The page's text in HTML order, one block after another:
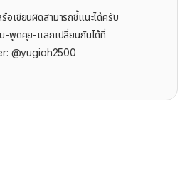
อเขียนผิดสามารถชี้แนะได้ครับ
-พูดคุย-แลกเปลี่ยนกันได้ที่
@yugioh2500